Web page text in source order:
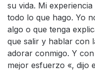
su vida. Mi
todo lo que hago. Yo
algo o que tenga
que salir y hablar con
adorar conmigo. Y
mejor esfuerzo «, dijo